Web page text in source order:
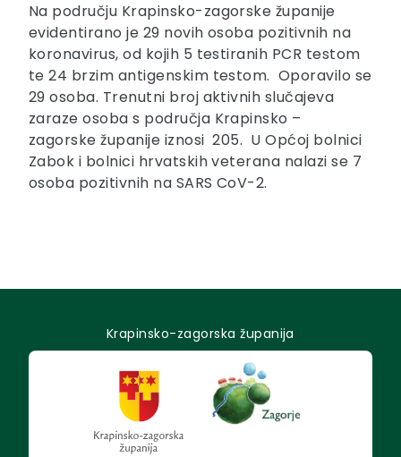
Na području Krapinsko-zagorske županije
evidentirano je 29 novih osoba pozitivnih na
koronavirus, od kojih 5 testiranih PCR testom
te 24 brzim antigenskim testom. Oporavilo se
29 osoba. Trenutni broj aktivnih slučajeva
zaraze osoba s područja Krapinsko –
zagorske županije iznosi 205. U Općoj bolnici
Zabok i bolnici hrvatskih veterana nalazi se 7
osoba pozitivnih na SARS CoV-2.
Krapinsko-zagorska županija